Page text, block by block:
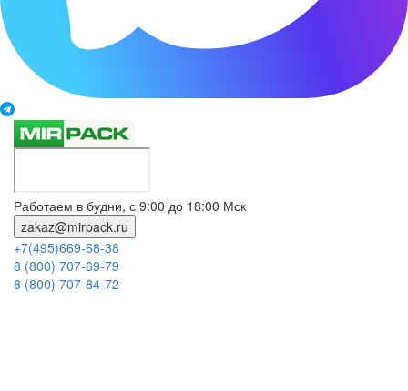
Работаем в будни, с 9:00 до 18:00 Мск
zakaz@mirpack.ru
+7(495)669-68-38
8 (800) 707-69-79
8 (800) 707-84-72